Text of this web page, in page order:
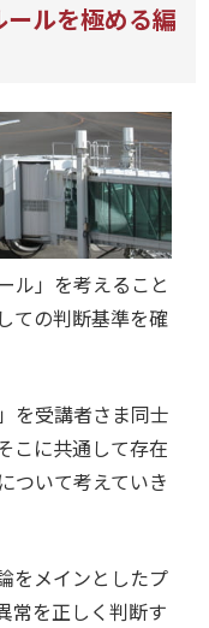
ルを極める編
ル」を考えること
ての判断基準を確
を受講者さま同士
こに共通して存在
ついて考えていき
をメインとしたプ
常を正しく判断す